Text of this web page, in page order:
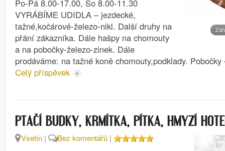
Po-Pá 8.00-17.00, So 8.00-11.30
VYRÁBÍME UDIDLA – jezdecké,
tažné,kočárové-železo-nikl. Další druhy na
přání zákazníka. Dále hašpy na chomouty
a na pobočky-železo-zinek. Dále
prodáváme: na tažné koně chomouty,podklady.
Celý příspěvek
PTAČÍ BUDKY, KRMÍTKA, PÍTKA, HMYZÍ
Vsetín | Bez komentářů |